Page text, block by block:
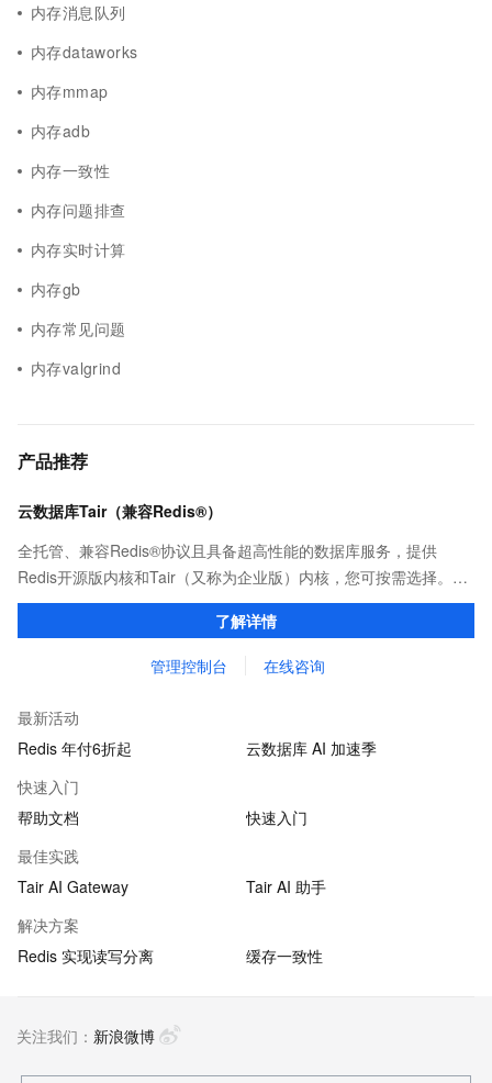
内存消息队列
内存dataworks
内存mmap
内存adb
内存一致性
内存问题排查
内存实时计算
内存gb
内存常见问题
内存valgrind
产品推荐
云数据库Tair（兼容Redis®）
全托管、兼容Redis®协议且具备超高性能的数据库服务，提供
Redis开源版内核和Tair（又称为企业版）内核，您可按需选择。保
证亚毫秒级的稳定时延，为应用程序起到加速作用，在对时延有严
了解详情
管理控制台 在线咨询
最新活动
Redis 年付6折起
云数据库 AI 加速季
快速入门
帮助文档
快速入门
最佳实践
Tair AI Gateway
Tair AI 助手
解决方案
Redis 实现读写分离
缓存一致性
关注我们： 新浪微博